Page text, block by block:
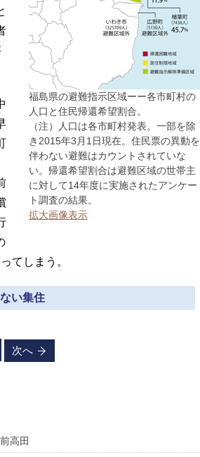
福島県の避難指示区域ーー各市町村の
人口と住民帰還希望割合。
（注）人口は各市町村発表。一部を除
き2015年3月1日現在。住民票の異動を
伴わない避難はカウントされていな
い。帰還希望割合は避難区域の世帯主
に対して14年度に実施されたアンケー
ト調査の結果。
拡大画像表示
てしまう。
い集住
次へ
高田